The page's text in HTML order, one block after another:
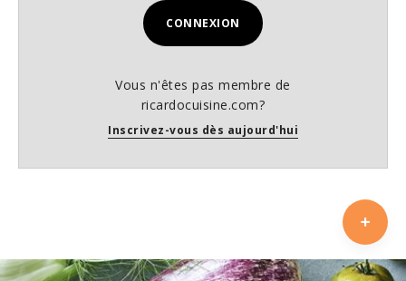
CONNEXION
Vous n'êtes pas membre de
ricardocuisine.com?
Inscrivez-vous dès aujourd'hui